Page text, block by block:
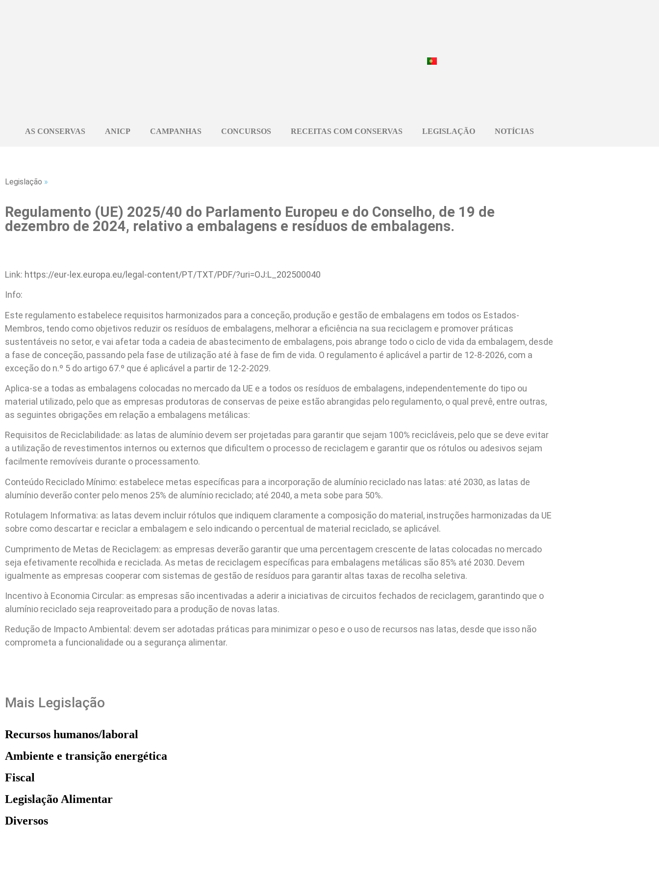
AS CONSERVAS ANICP CAMPANHAS CONCURSOS RECEITAS COM CONSERVAS LEGISLAÇÃO NOTÍCIAS
Legislação »
Regulamento (UE) 2025/40 do Parlamento Europeu e do Conselho, de 19 de
dezembro de 2024, relativo a embalagens e resíduos de embalagens.
Link: https://eur-lex.europa.eu/legal-content/PT/TXT/PDF/?uri=OJ:L_202500040
Info:
Este regulamento estabelece requisitos harmonizados para a conceção, produção e gestão de embalagens em todos os Estados-
Membros, tendo como objetivos reduzir os resíduos de embalagens, melhorar a eficiência na sua reciclagem e promover práticas
sustentáveis no setor, e vai afetar toda a cadeia de abastecimento de embalagens, pois abrange todo o ciclo de vida da embalagem, desde
a fase de conceção, passando pela fase de utilização até à fase de fim de vida. O regulamento é aplicável a partir de 12-8-2026, com a
exceção do n.º 5 do artigo 67.º que é aplicável a partir de 12-2-2029.
Aplica-se a todas as embalagens colocadas no mercado da UE e a todos os resíduos de embalagens, independentemente do tipo ou
material utilizado, pelo que as empresas produtoras de conservas de peixe estão abrangidas pelo regulamento, o qual prevê, entre outras,
as seguintes obrigações em relação a embalagens metálicas:
Requisitos de Reciclabilidade: as latas de alumínio devem ser projetadas para garantir que sejam 100% recicláveis, pelo que se deve evitar
a utilização de revestimentos internos ou externos que dificultem o processo de reciclagem e garantir que os rótulos ou adesivos sejam
facilmente removíveis durante o processamento.
Conteúdo Reciclado Mínimo: estabelece metas específicas para a incorporação de alumínio reciclado nas latas: até 2030, as latas de
alumínio deverão conter pelo menos 25% de alumínio reciclado; até 2040, a meta sobe para 50%.
Rotulagem Informativa: as latas devem incluir rótulos que indiquem claramente a composição do material, instruções harmonizadas da UE
sobre como descartar e reciclar a embalagem e selo indicando o percentual de material reciclado, se aplicável.
Cumprimento de Metas de Reciclagem: as empresas deverão garantir que uma percentagem crescente de latas colocadas no mercado
seja efetivamente recolhida e reciclada. As metas de reciclagem específicas para embalagens metálicas são 85% até 2030. Devem
igualmente as empresas cooperar com sistemas de gestão de resíduos para garantir altas taxas de recolha seletiva.
Incentivo à Economia Circular: as empresas são incentivadas a aderir a iniciativas de circuitos fechados de reciclagem, garantindo que o
alumínio reciclado seja reaproveitado para a produção de novas latas.
Redução de Impacto Ambiental: devem ser adotadas práticas para minimizar o peso e o uso de recursos nas latas, desde que isso não
comprometa a funcionalidade ou a segurança alimentar.
Mais Legislação
Recursos humanos/laboral
Ambiente e transição energética
Fiscal
Legislação Alimentar
Diversos